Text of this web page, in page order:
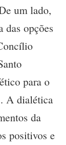
um lado,
das opções
para o
A dialética
da
positivos e